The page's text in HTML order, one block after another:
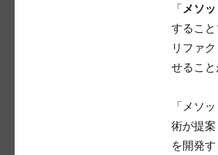
「 メソ
するこ
リファ
せること
「メソ
術が提
を開発